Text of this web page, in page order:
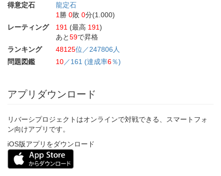
得意定石
龍定石
1 勝 0敗 0分(1.000)
レーティング
191 (最高 191)
あと59で昇格
ランキング
48125位／247806人
問題図鑑
10／161 (達成率6％)
アプリダウンロード
リバーシプロジェクトはオンラインで対戦できる、スマートフォ
ン向けアプリです。
iOS版アプリをダウンロード